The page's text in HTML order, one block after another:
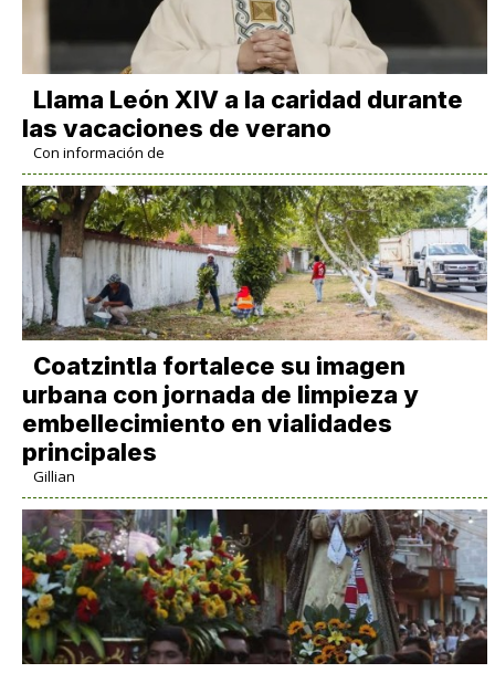
Llama León XIV a la caridad durante
las vacaciones de verano
Con información de
Coatzintla fortalece su imagen
urbana con jornada de limpieza y
embellecimiento en vialidades
principales
Gillian